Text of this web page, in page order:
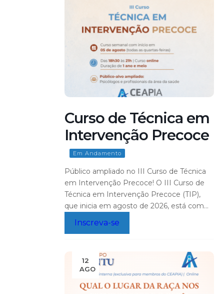
Curso de Técnica em
Intervenção Precoce
Em Andamento
Público ampliado no III Curso de Técnica
em Intervenção Precoce! O III Curso de
Técnica em Intervenção Precoce (TIP),
que inicia em agosto de 2026, está com
público-alvo ampliado, possibilitando que
conhecimentos na área. Além das
coordenadoras dos seminários, o curso
reúne uma comunidade […]
Inscreva-se
12
AGO